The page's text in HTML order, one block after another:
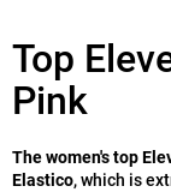
Top
Pink
The women's top
Elastico, which is